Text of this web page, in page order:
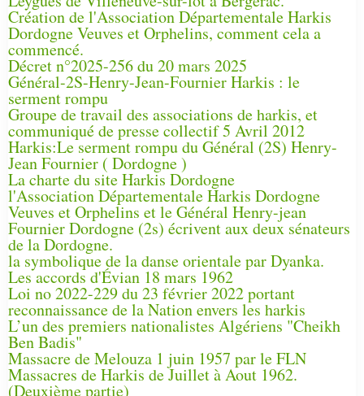
Création de l'Association Départementale Harkis
Dordogne Veuves et Orphelins, comment cela a
commencé.
Décret n°2025-256 du 20 mars 2025
Général-2S-Henry-Jean-Fournier Harkis : le
serment rompu
Groupe de travail des associations de harkis, et
communiqué de presse collectif 5 Avril 2012
Harkis:Le serment rompu du Général (2S) Henry-
Jean Fournier ( Dordogne )
La charte du site Harkis Dordogne
l'Association Départementale Harkis Dordogne
Veuves et Orphelins et le Général Henry-jean
Fournier Dordogne (2s) écrivent aux deux sénateurs
de la Dordogne.
la symbolique de la danse orientale par Dyanka.
Les accords d'Évian 18 mars 1962
Loi no 2022-229 du 23 février 2022 portant
reconnaissance de la Nation envers les harkis
L’un des premiers nationalistes Algériens "Cheikh
Ben Badis"
Massacre de Melouza 1 juin 1957 par le FLN
Massacres de Harkis de Juillet à Aout 1962.
(Deuxième partie)